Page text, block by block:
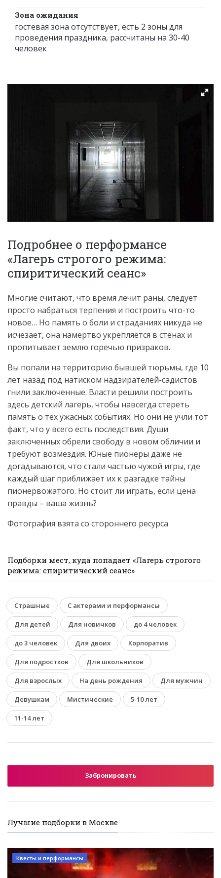
Зона ожидания
гостевая зона отсутствует, есть 2 зоны для
проведения праздника, рассчитаны на 30-40
человек
Подробнее о перформансе
«Лагерь строгого режима:
спиритический сеанс»
Многие считают, что время лечит раны, следует
просто набраться терпения и построить что-то
новое… Но память о боли и страданиях никуда не
исчезает, она намертво укрепляется в стенах и
пропитывает землю горечью призраков.
Вы попали на территорию бывшей тюрьмы, где 10
лет назад под натиском надзирателей-садистов
гнили заключенные. Власти решили построить
здесь детский лагерь, чтобы навсегда стереть
память о тех ужасных событиях. Но они не учли тот
факт, что у всего есть последствия. Души
заключенных обрели свободу в новом обличии и
требуют возмездия. Юные пионеры даже не
догадываются, что стали частью чужой игры, где
каждый шаг приближает их к разгадке тайны
пионервожатого. Но стоит ли играть, если цена
правды – ваша жизнь?
Фотография взята со стороннего ресурса
Подборки мест, куда попадает «Лагерь строгого
режима: спиритический сеанс»
Страшные С актерами и перформансы
Для детей Для новичков до 4 человек
до 3 человек Для двоих Корпоратив
Для подростков Для школьников
Для взрослых На день рождения Для мужчин
Девушкам Мистические 5-10 лет
11-14 лет
Забронировать
Лучшие подборки в Москве
Квесты и перформансы